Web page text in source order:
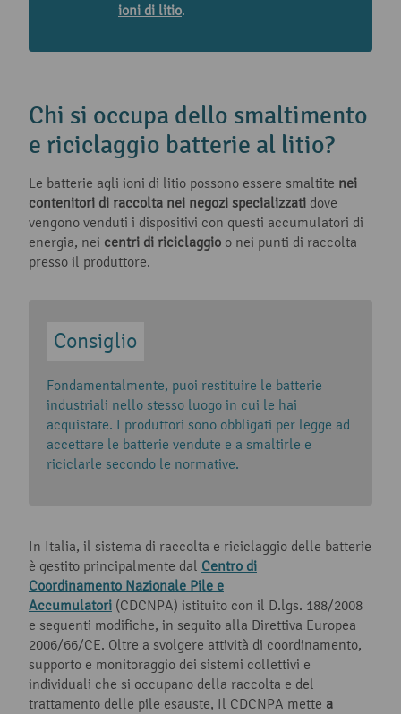
ioni di litio.
Chi si occupa dello smaltimento
e riciclaggio batterie al litio?
Le batterie agli ioni di litio possono essere smaltite nei
contenitori di raccolta nei negozi specializzati dove
vengono venduti i dispositivi con questi accumulatori di
energia, nei centri di riciclaggio o nei punti di raccolta
presso il produttore.
Fondamentalmente, puoi restituire le batterie
industriali nello stesso luogo in cui le hai
acquistate. I produttori sono obbligati per legge ad
accettare le batterie vendute e a smaltirle e
riciclarle secondo le normative.
In Italia, il sistema di raccolta e riciclaggio delle batterie
è gestito principalmente dal Centro di
Coordinamento Nazionale Pile e
Accumulatori (CDCNPA) istituito con il D.lgs. 188/2008
e seguenti modifiche, in seguito alla Direttiva Europea
2006/66/CE. Oltre a svolgere attività di coordinamento,
supporto e monitoraggio dei sistemi collettivi e
individuali che si occupano della raccolta e del
trattamento delle pile esauste, Il CDCNPA mette a